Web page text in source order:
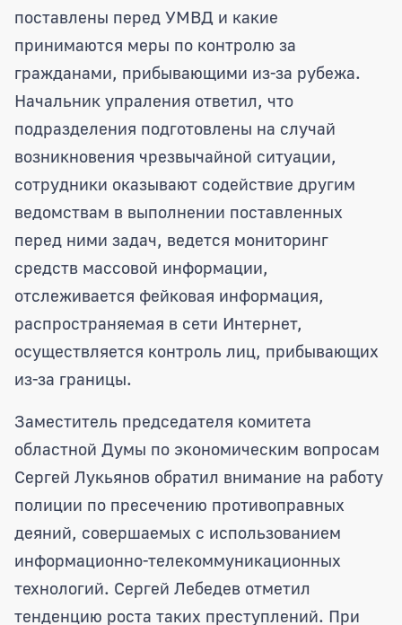
поставлены перед УМВД и какие
принимаются меры по контролю за
гражданами, прибывающими из-за рубежа.
Начальник упраления ответил, что
подразделения подготовлены на случай
возникновения чрезвычайной ситуации,
сотрудники оказывают содействие другим
ведомствам в выполнении поставленных
перед ними задач, ведется мониторинг
средств массовой информации,
отслеживается фейковая информация,
распространяемая в сети Интернет,
осуществляется контроль лиц, прибывающих
из-за границы.
Заместитель председателя комитета
областной Думы по экономическим вопросам
Сергей Лукьянов обратил внимание на работу
полиции по пресечению противоправных
деяний, совершаемых с использованием
информационно-телекоммуникационных
технологий. Сергей Лебедев отметил
тенденцию роста таких преступлений. При